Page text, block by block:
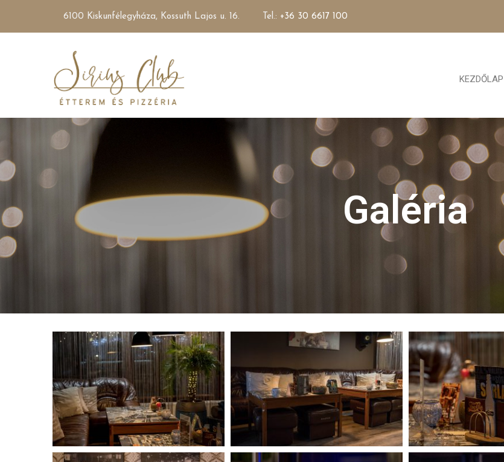
6100 Kiskunfélegyháza, Kossuth Lajos u. 16. Tel.: +36 30 6617 100
KEZDŐLAP
Galéria